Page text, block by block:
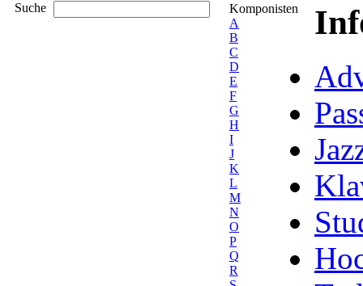
Suche
Komponisten
A
B
C
D
E
F
G
H
I
J
K
L
M
N
O
P
Q
R